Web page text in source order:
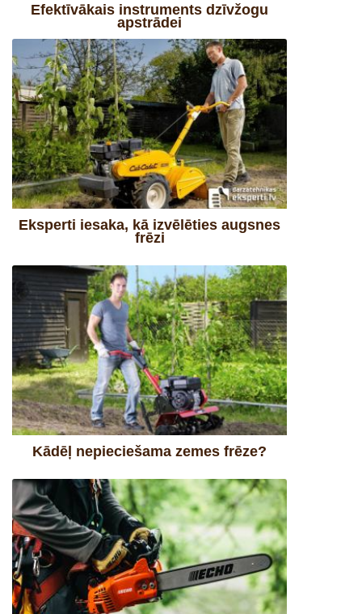
Efektīvākais instruments dzīvžogu
apstrādei
Eksperti iesaka, kā izvēlēties augsnes
frēzi
Kādēļ nepieciešama zemes frēze?